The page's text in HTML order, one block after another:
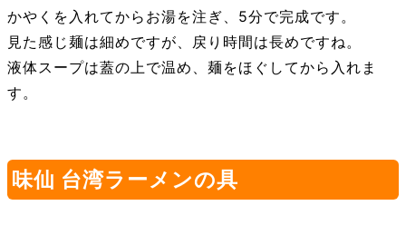
かやくを入れてからお湯を注ぎ、5分で完成です。
見た感じ麺は細めですが、戻り時間は長めですね。
液体スープは蓋の上で温め、麺をほぐしてから入れま
す。
味仙 台湾ラーメンの具